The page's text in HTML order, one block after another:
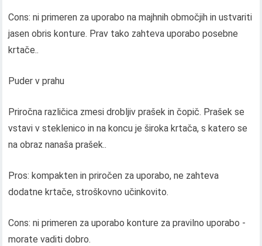
Cons: ni primeren za uporabo na majhnih območjih in ustvariti
jasen obris konture. Prav tako zahteva uporabo posebne
krtače..
Puder v prahu
Priročna različica zmesi drobljiv prašek in čopič. Prašek se
vstavi v steklenico in na koncu je široka krtača, s katero se
na obraz nanaša prašek..
Pros: kompakten in priročen za uporabo, ne zahteva
dodatne krtače, stroškovno učinkovito.
Cons: ni primeren za uporabo konture za pravilno uporabo -
morate vaditi dobro.